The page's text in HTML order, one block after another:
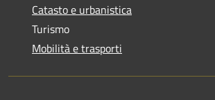
Catasto e urbanistica
Turismo
Mobilità e trasporti